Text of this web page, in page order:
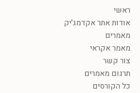
ראשי
אודות אתר אקדמג'יק
מאמרים
מאמר אקראי
צור קשר
תרגום מאמרים
כל הקורסים